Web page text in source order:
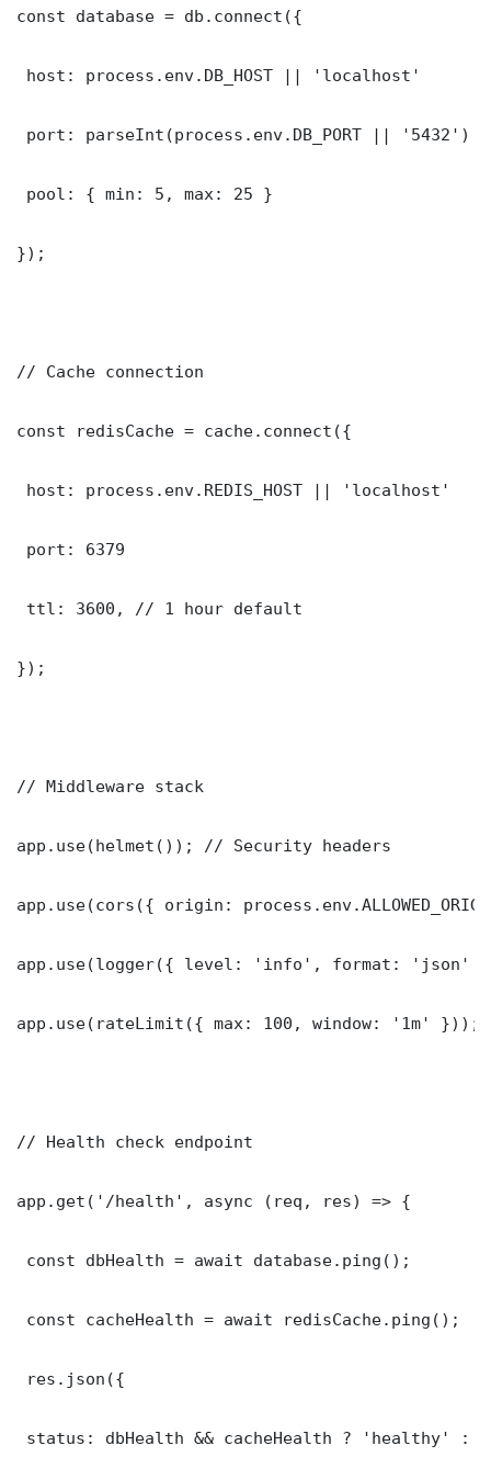
const database = db.connect({
host: process.env.DB_HOST || 'localhost'
port: parseInt(process.env.DB_PORT || '5432')
pool: { min: 5, max: 25 }
});
// Cache connection
const redisCache = cache.connect({
host: process.env.REDIS_HOST || 'localhost'
port: 6379
ttl: 3600, // 1 hour default
});
// Middleware stack
app.use(helmet()); // Security headers
app.use(cors({ origin:
app.use(logger({ level: 'info', format: 'json'
app.use(rateLimit({ max: 100, window: '1m' }));
// Health check endpoint
app.get('/health', async (req, res) => {
const dbHealth = await database.ping();
const cacheHealth = await redisCache.ping();
res.json({
status: dbHealth && cacheHealth ? 'healthy' :